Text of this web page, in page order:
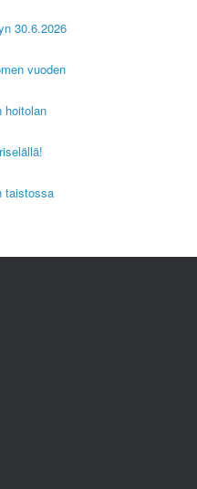
30.6.2026
vuoden
hoitolan
taistossa